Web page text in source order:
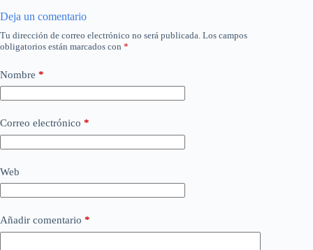
Deja un comentario
Tu dirección de correo electrónico no será publicada. Los campos
obligatorios están marcados con *
Nombre *
Correo electrónico *
Web
Añadir comentario *